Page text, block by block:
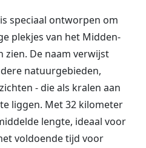
speciaal ontworpen om
plekjes van het Midden-
zien. De naam verwijst
natuurgebieden,
- die als kralen aan
liggen. Met 32 kilometer
lengte, ideaal voor
voldoende tijd voor